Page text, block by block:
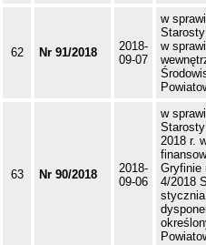
62 Nr 91/2018
2018-
09-07
w
w
63 Nr 90/2018
2018-
09-06
w
2018 r.
Gryfinie
4/2018